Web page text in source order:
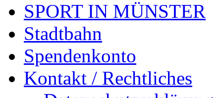
SPORT IN MÜNSTER
Stadtbahn
Spendenkonto
Kontakt / Rechtliches